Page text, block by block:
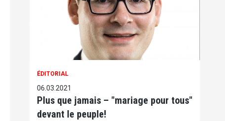
ÉDITORIAL
06.03.2021
Plus que jamais – "mariage pour tous"
devant le peuple!